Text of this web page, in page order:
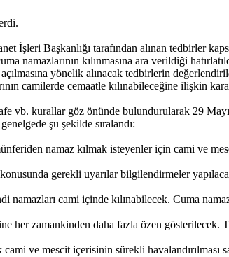
İşleri Başkanlığı tarafından alınan tedbirler
namazlarının kılınmasına ara verildiği
yönelik alınacak tedbirlerin
camilerde cemaatle kılınabileceğine ilişkin
vb. kurallar göz önünde bulundurularak 29
şu şekilde sıralandı:
namaz kılmak isteyenler için cami ve
gerekli uyarılar bilgilendirmeler
cami içinde kılınabilecek. Cuma
zamankinden daha fazla özen gösterilecek.
ve mescit içerisinin sürekli havalandırılması